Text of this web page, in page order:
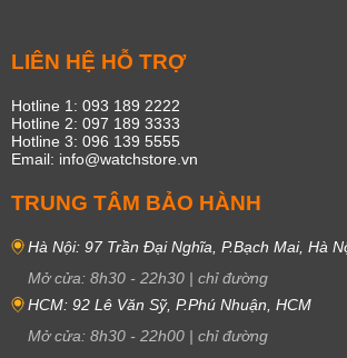
LIÊN HỆ HỖ TRỢ
Hotline 1: 093 189 2222
Hotline 2: 097 189 3333
Hotline 3: 096 139 5555
Email: info@watchstore.vn
TRUNG TÂM BẢO HÀNH
Hà Nội: 97 Trần Đại Nghĩa, P.Bạch Mai, Hà
Mở cửa: 8h30 - 22h30 | chỉ đường
HCM: 92 Lê Văn Sỹ, P.Phú Nhuận, HCM
Mở cửa: 8h30 - 22h00 | chỉ đường